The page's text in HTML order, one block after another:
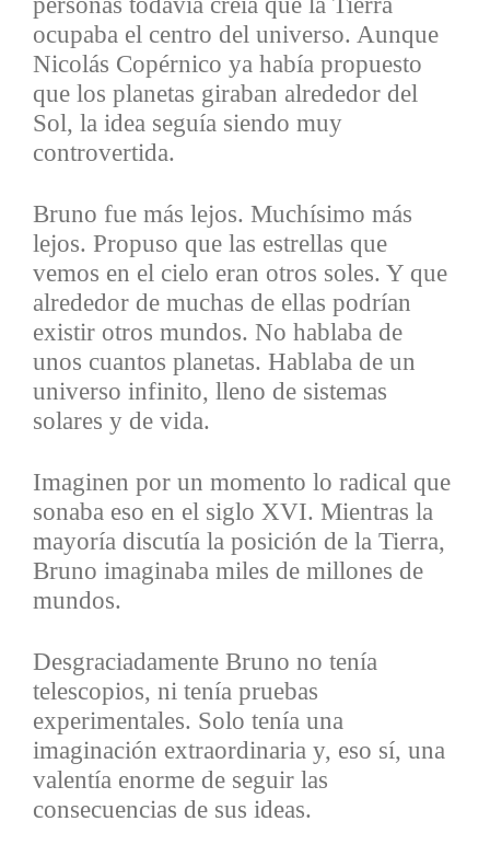
ocupaba el centro del universo. Aunque
Nicolás Copérnico ya había propuesto
que los planetas giraban alrededor del
Sol, la idea seguía siendo muy
controvertida.
Bruno fue más lejos. Muchísimo más
lejos. Propuso que las estrellas que
vemos en el cielo eran otros soles. Y que
alrededor de muchas de ellas podrían
existir otros mundos. No hablaba de
unos cuantos planetas. Hablaba de un
universo infinito, lleno de sistemas
solares y de vida.
Imaginen por un momento lo radical que
sonaba eso en el siglo XVI. Mientras la
mayoría discutía la posición de la Tierra,
Bruno imaginaba miles de millones de
mundos.
Desgraciadamente Bruno no tenía
telescopios, ni tenía pruebas
experimentales. Solo tenía una
imaginación extraordinaria y, eso sí, una
valentía enorme de seguir las
consecuencias de sus ideas.